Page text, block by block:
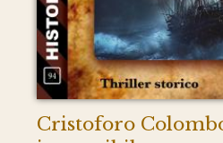
Cristoforo